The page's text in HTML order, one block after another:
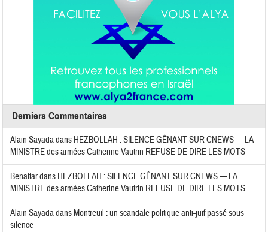
Derniers Commentaires
Alain Sayadadans HEZBOLLAH : SILENCE GÊNANT SUR CNEWS — LA
MINISTRE des armées Catherine Vautrin REFUSE DE DIRE LES MOTS
Benattardans HEZBOLLAH : SILENCE GÊNANT SUR CNEWS — LA
MINISTRE des armées Catherine Vautrin REFUSE DE DIRE LES MOTS
Alain Sayadadans Montreuil : un scandale politique anti-juif passé sous
silence